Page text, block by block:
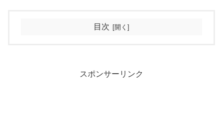
目次
スポンサーリンク